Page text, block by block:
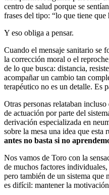
centro de salud porque se
frases del tipo: “lo que tiene que
Y eso obliga a pensar.
Cuando el mensaje sanitario se
la corrección moral o el
de lo que busca: distancia,
acompañar un cambio tan
terapéutico no es un detalle. Es
Otras personas relataban
de actuación por parte del
derivación especializada en
sobre la mesa una idea que esta
antes no basta si no
Nos vamos de Toro con la
de muchos factores
pero también de un sistema que
es difícil: mantener la